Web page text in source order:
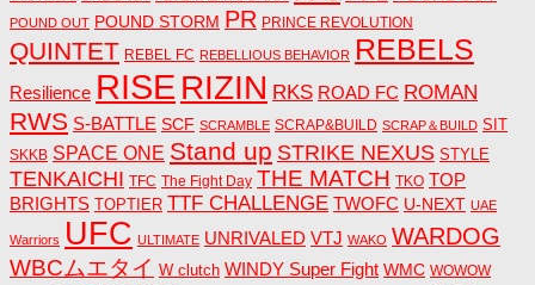
POUND OUT POUND STORM PR PRINCE REVOLUTION
QUINTET REBEL FC REBELLIOUS BEHAVIOR REBELS
Resilience RISE RIZIN RKS ROAD FC ROMAN
RWS S-BATTLE SCF SCRAMBLE SCRAP&BUILD SCRAP＆BUILD SIT
SKKB SPACE ONE Stand up STRIKE NEXUS STYLE
TENKAICHI TFC The Fight Day THE MATCH TKO TOP
BRIGHTS TOPTIER TTF CHALLENGE TWOFC U-NEXT UAE
Warriors UFC ULTIMATE UNRIVALED VTJ WAKO WARDOG
WBCムエタイ W clutch WINDY Super Fight WMC WOWOW